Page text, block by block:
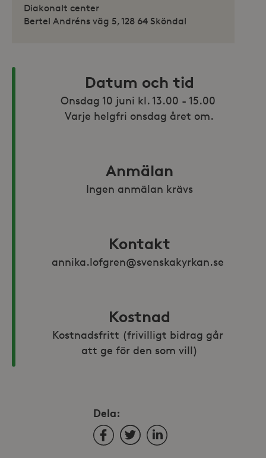
Diakonalt center
Bertel Andréns väg 5, 128 64 Sköndal
Datum och tid
Onsdag 10 juni kl. 13.00 - 15.00
Varje helgfri onsdag året om.
Anmälan
Ingen anmälan krävs
Kontakt
annika.lofgren@svenskakyrkan.se
Kostnad
Kostnadsfritt (frivilligt bidrag går
att ge för den som vill)
Dela:
FacebookTwitterLinkedIn